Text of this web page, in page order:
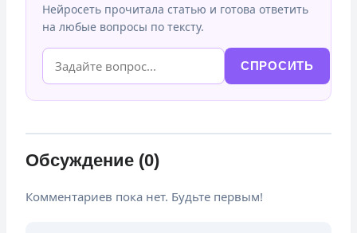
Нейросеть прочитала статью и готова ответить
на любые вопросы по тексту.
СПРОСИТЬ
Обсуждение (0)
Комментариев пока нет. Будьте первым!